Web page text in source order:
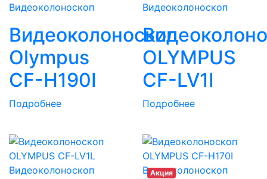
Видеоколоноскоп
Видеоколоноскоп
Olympus
CF-H190I
Подробнее
Видеоколоноскоп
OLYMPUS
CF-LV1I
Подробнее
Видеоколоноскоп Акция
Видеоколоноскоп